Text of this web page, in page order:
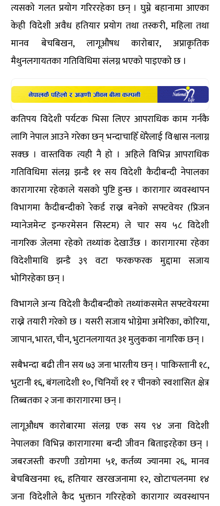
त्यसको गलत प्रयोग गरिररहेका छन् । घुम्ने बहानामा आएका
केही विदेशी अवैध हतियार प्रयोग तथा तस्करी, महिला तथा
मानव बेचबिखन, लागूऔषध कारोबार, अप्राकृतिक
मैथुनलगायतका गतिविधिमा संलग्न भएको पाइएको छ ।
कतिपय विदेशी पर्यटक भिसा लिएर आपराधिक काम गर्नकै
लागि नेपाल आउने गरेका छन् भन्दाचाहिँ धेरैलाई विश्वास नलाग्न
सक्छ । वास्तविक त्यही नै हो । अहिले विभिन्न आपराधिक
गतिविधिमा संलग्न झन्डै ११ सय विदेशी कैदीबन्दी नेपालका
कारागारमा रहेकाले यसको पुष्टि हुन्छ । कारागार व्यवस्थापन
विभागमा कैदीबन्दीको रेकर्ड राख्न बनेको सफ्टवेयर (प्रिजन
म्यानेजमेन्ट इन्फरमेसन सिस्टम) ले चार सय ५८ विदेशी
नागरिक जेलमा रहेको तथ्यांक देखाउँछ । कारागारमा रहेका
विदेशीमाथि झन्डै ३९ वटा फरकफरक मुद्दामा सजाय
भोगिरहेका छन् ।
विभागले अन्य विदेशी कैदीबन्दीको तथ्यांकसमेत सफ्टवेयरमा
राख्ने तयारी गरेको छ । यसरी सजाय भोग्नेमा अमेरिका, कोरिया,
जापान, भारत, चीन, भुटानलगायत ३१ मुलुकका नागरिक छन् ।
सबैभन्दा बढी तीन सय ७३ जना भारतीय छन् । पाकिस्तानी १८,
भुटानी १६, बंगलादेशी १०, चिनियाँ ११ र चीनको स्वशासित क्षेत्र
तिब्बतका २ जना कारागारमा छन् ।
लागूऔधष कारोबारमा संलग्न एक सय ९४ जना विदेशी
नेपालका विभिन्न कारागारमा बन्दी जीवन बिताइरहेका छन् ।
जबरजस्ती करणी उद्योगमा ५१, कर्तव्य ज्यानमा २६, मानव
बेचबिखनमा १६, हतियार खरखजनामा १२, खोटाचलनमा १४
जना विदेशीले कैद भुक्तान गरिरहेको कारागार व्यवस्थापन